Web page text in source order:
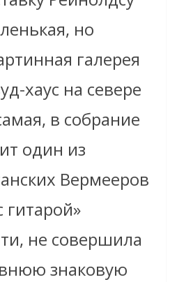
но
галерея
хаус на севере
в собрание
один из
Вермееров
не совершила
знаковую